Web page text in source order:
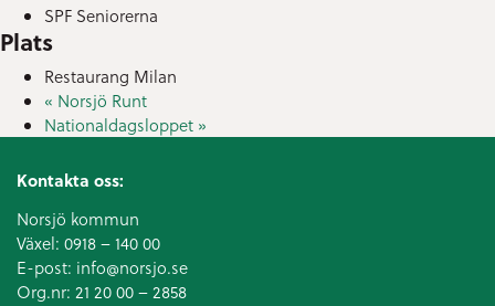
SPF Seniorerna
Plats
Restaurang Milan
« Norsjö Runt
Nationaldagsloppet »
Kontakta oss:
Norsjö kommun
Växel: 0918 – 140 00
E-post: info@norsjo.se
Org.nr: 21 20 00 – 2858